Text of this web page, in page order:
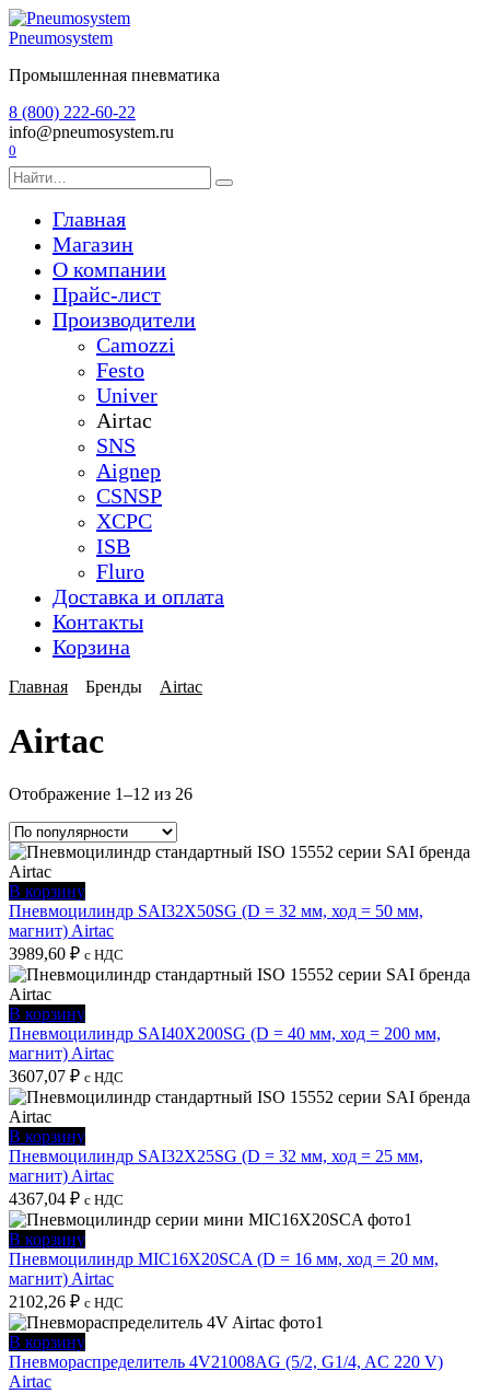
Перейти
к
Pneumosystem
Промышленная пневматика
8 (800) 222-60-22
info@pneumosystem.ru
0
Search
for:
Главная
Магазин
О компании
Прайс-лист
Производители
Camozzi
Festo
Univer
Airtac
SNS
Aignep
CSNSP
XCPC
ISB
Fluro
Доставка и оплата
Контакты
Корзина
Главная Бренды Airtac
Airtac
Отображение 1–12 из 26Сортировка:
В корзину
Пневмоцилиндр SAI32X50SG (D = 32 мм, ход = 50 мм,
магнит) Airtac
3989,60 ₽ с НДС
В корзину
Пневмоцилиндр SAI40X200SG (D = 40 мм, ход = 200 мм,
магнит) Airtac
3607,07 ₽ с НДС
В корзину
Пневмоцилиндр SAI32X25SG (D = 32 мм, ход = 25 мм,
магнит) Airtac
4367,04 ₽ с НДС
В корзину
Пневмоцилиндр MIC16X20SCA (D = 16 мм, ход = 20 мм,
магнит) Airtac
2102,26 ₽ с НДС
В корзину
Пневмораспределитель 4V21008AG (5/2, G1/4, AC 220 V)
Airtac